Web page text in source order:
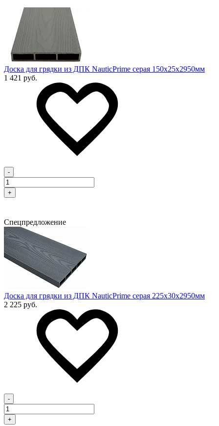
Доска для грядки из ДПК NauticPrime серая 150х25х2950мм
1 421 руб.
-
+
Спецпредложение
Доска для грядки из ДПК NauticPrime серая 225х30х2950мм
2 225 руб.
-
+